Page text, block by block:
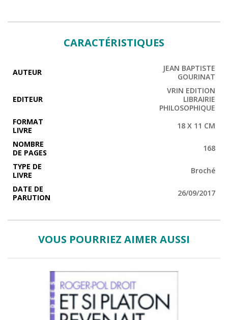
CARACTÉRISTIQUES
AUTEUR
JEAN BAPTISTE
GOURINAT
EDITEUR
VRIN EDITION
LIBRAIRIE
PHILOSOPHIQUE
FORMAT
LIVRE
18 X 11 CM
NOMBRE
DE PAGES
168
TYPE DE
LIVRE
Broché
DATE DE
PARUTION
26/09/2017
VOUS POURRIEZ AIMER AUSSI